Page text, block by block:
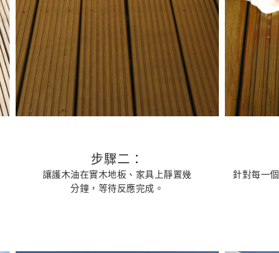
步驟二：
讓護木油在實木地板、家具上靜置幾
分鐘，等待反應完成。
針對每一